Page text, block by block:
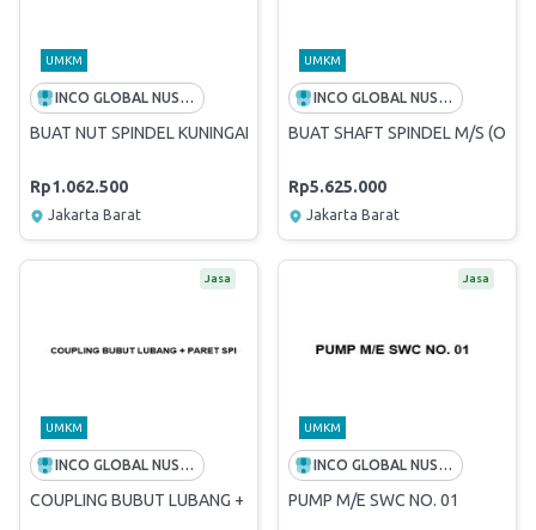
UMKM
INCO GLOBAL NUSANTARA
BUAT NUT SPINDEL KUNINGAN (OD 60MM X P 90MM)
Rp1.062.500
Jakarta Barat
UMKM
INCO GLOBAL NUSANTARA
BUAT SHAFT SPINDEL M/S (OD
Rp5.625.000
Jakarta Barat
Jasa
UMKM
INCO GLOBAL NUSANTARA
COUPLING BUBUT LUBANG + PARET SPI
Jasa
UMKM
INCO GLOBAL NUSANTARA
PUMP M/E SWC NO. 01